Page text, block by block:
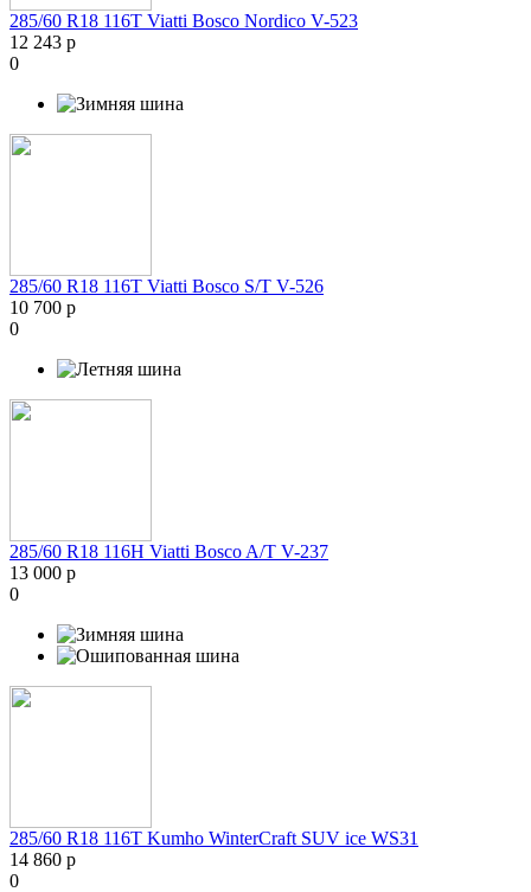
285/60 R18 116T Viatti Bosco Nordico V-523
12 243 р
0
285/60 R18 116T Viatti Bosco S/T V-526
10 700 р
0
285/60 R18 116H Viatti Bosco A/T V-237
13 000 р
0
285/60 R18 116T Kumho WinterCraft SUV ice WS31
14 860 р
0